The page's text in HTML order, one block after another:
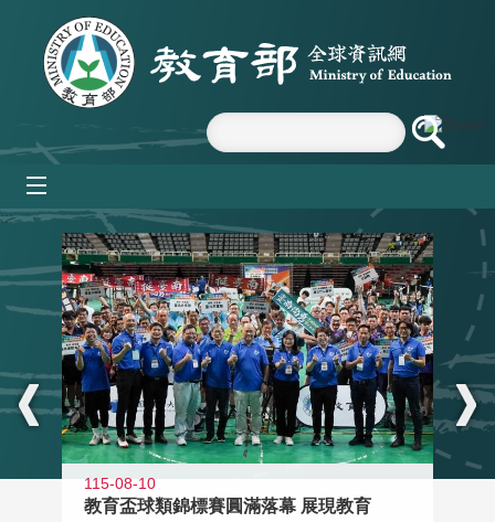
跳到主要內容區塊
:::
115-08-10
教育盃球類錦標賽圓滿落幕 展現教育